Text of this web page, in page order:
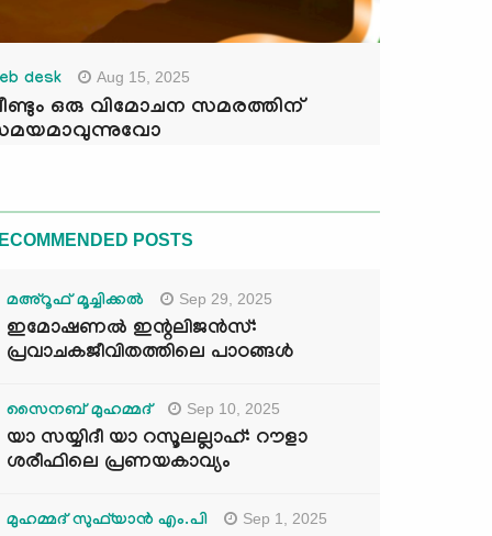
desk Aug 15, 2025
ഒരു വിമോചന സമരത്തിന്
POSTS
മഅ്റൂഫ് മൂച്ചിക്കല്‍ Sep 29, 2025
ഇമോഷണൽ ഇന്റലിജൻസ്:
പ്രവാചകജീവിതത്തിലെ പാഠങ്ങൾ
സൈനബ് മുഹമ്മദ് Sep 10, 2025
യാ സയ്യിദീ യാ റസൂലല്ലാഹ്: റൗളാ
ശരീഫിലെ പ്രണയകാവ്യം
മുഹമ്മദ് സുഫ്‌യാൻ എം.പി Sep 1, 2025